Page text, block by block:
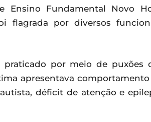
Ensino Fundamental Novo
flagrada por diversos
praticado por meio de puxões
apresentava
déficit de atenção e